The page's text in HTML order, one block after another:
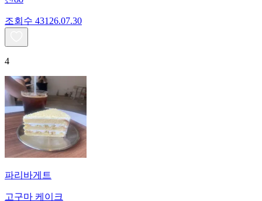
조회수 431 26.07.30
4
파리바게트
고구마 케이크